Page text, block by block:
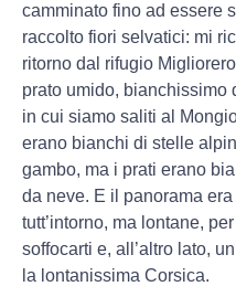
camminato fino ad essere
raccolto fiori selvatici: mi
ritorno dal rifugio
prato umido, bianchissimo
in cui siamo saliti al
erano bianchi di stelle
gambo, ma i prati erano
da neve. E il panorama
tutt’intorno, ma lontane,
soffocarti e, all’altro lato,
la lontanissima Corsica.